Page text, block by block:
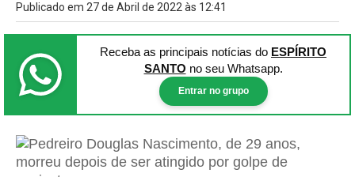
Publicado em 27 de Abril de 2022 às 12:41
Receba as principais notícias do ESPÍRITO
SANTO no seu Whatsapp.
Entrar no grupo